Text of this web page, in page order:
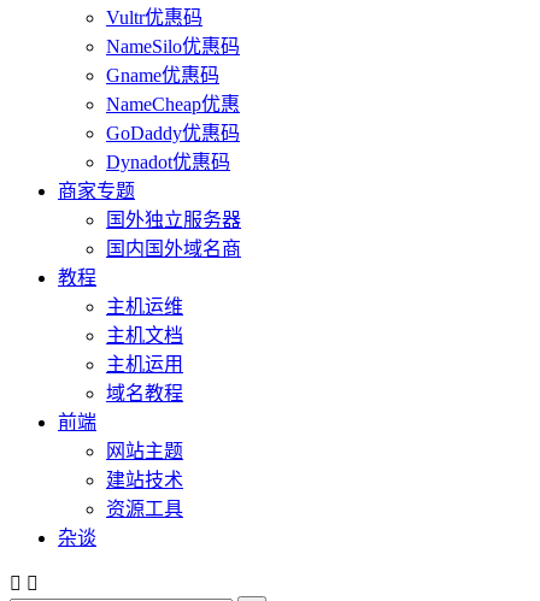
Vultr优惠码
NameSilo优惠码
Gname优惠码
NameCheap优惠
GoDaddy优惠码
Dynadot优惠码
商家专题
国外独立服务器
国内国外域名商
教程
主机运维
主机文档
主机运用
域名教程
前端
网站主题
建站技术
资源工具
杂谈
 